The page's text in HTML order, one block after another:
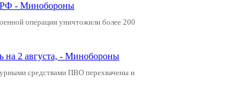
РФ - Минобороны
операции уничтожили более 200
2 августа, - Минобороны
средствами ПВО перехвачены и